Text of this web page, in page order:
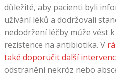
důležité, aby pacienti byli
užívání léků a dodržovali
nedodržení léčby může vést
rezistence na antibiotika. V
také doporučit další
odstranění nekróz nebo